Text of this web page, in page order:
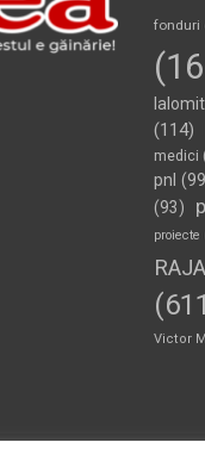
fonduri
(114)
medici
pnl
(93)
proiecte
RAJA
Victor